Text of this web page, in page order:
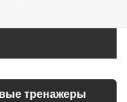
тренажеры